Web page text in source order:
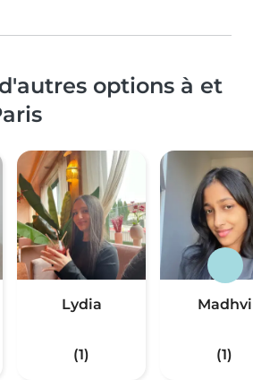
options à et
Lydia
(1)
Madhvi
(1)